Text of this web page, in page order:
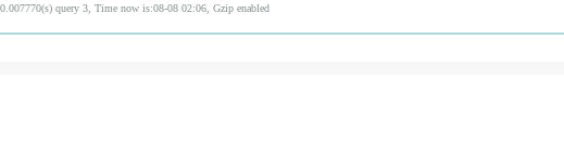
query 3, Time now is:08-08 02:06, Gzip enabled